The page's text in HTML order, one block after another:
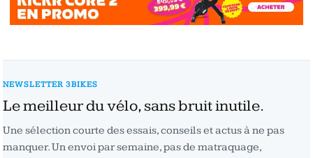
NEWSLETTER 3BIKES
Le meilleur du vélo, sans bruit inutile.
Une sélection courte des essais, conseils et actus à ne pas
manquer. Un envoi par semaine, pas de matraquage,